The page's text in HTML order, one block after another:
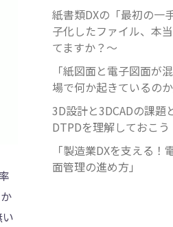
紙書類DXの「最初の
子化したファイル、本
てますか？～
「紙図面と電子図面が
場で何か起きているのか
3D設計と3DCADの課題
DTPDを理解しておこう
「製造業DXを支える
面管理の進め方」